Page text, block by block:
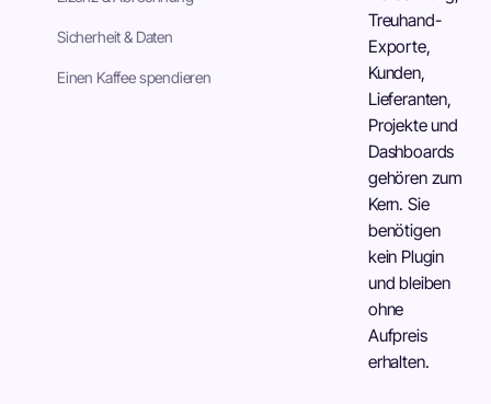
Sicherheit & Daten
Einen Kaffee spendieren
Treuhand-
Exporte,
Kunden,
Lieferanten,
Projekte und
Dashboards
gehören zum
Kern. Sie
benötigen
kein Plugin
und bleiben
ohne
Aufpreis
erhalten.